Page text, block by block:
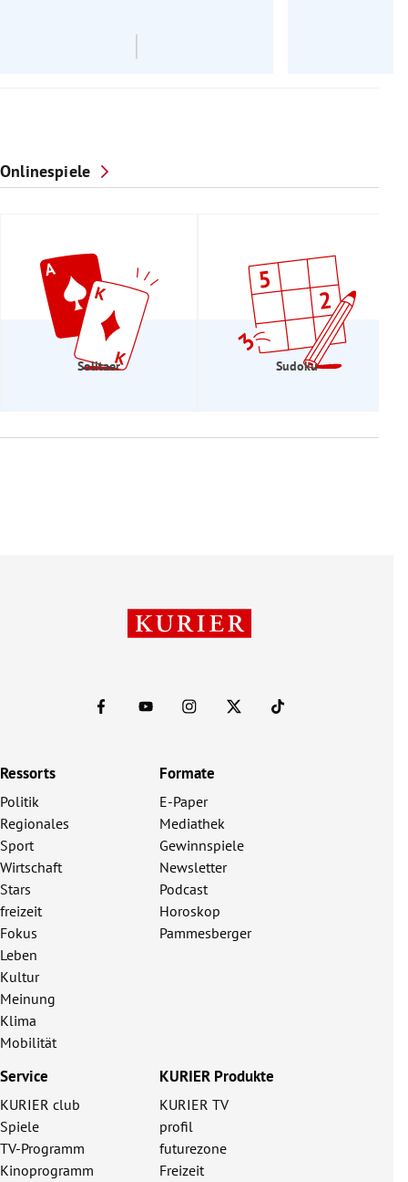
Onlinespiele
Solitaer Sudoku
Ressorts
Politik
Regionales
Sport
Wirtschaft
Stars
freizeit
Fokus
Leben
Kultur
Meinung
Klima
Mobilität
Formate
E-Paper
Mediathek
Gewinnspiele
Newsletter
Podcast
Horoskop
Pammesberger
Service
KURIER club
Spiele
TV-Programm
Kinoprogramm
KURIER Produkte
KURIER TV
profil
futurezone
Freizeit